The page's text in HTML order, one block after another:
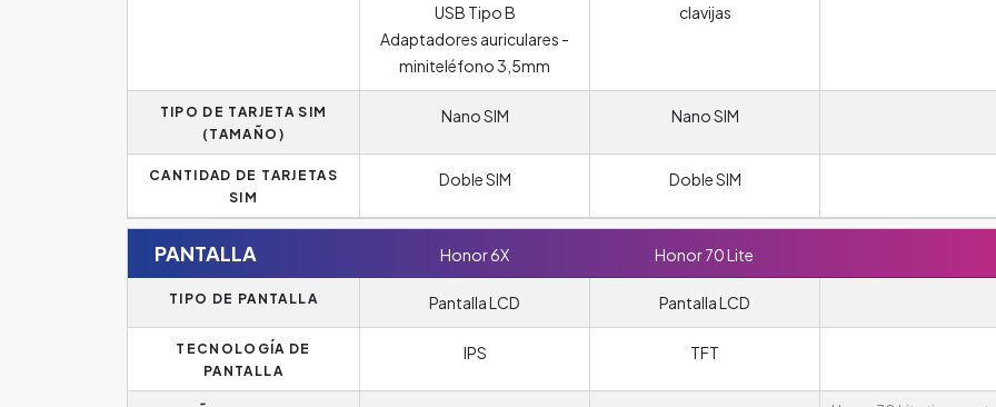
USB Tipo B
Adaptadores auriculares -
miniteléfono 3,5mm
clavijas
TIPO DE TARJETA SIM
(TAMAÑO)
Nano SIM Nano SIM
CANTIDAD DE TARJETAS
SIM
Doble SIM Doble SIM
PANTALLA Honor 6X Honor 70 Lite
TIPO DE PANTALLA Pantalla LCD Pantalla LCD
TECNOLOGÍA DE
PANTALLA
IPS TFT